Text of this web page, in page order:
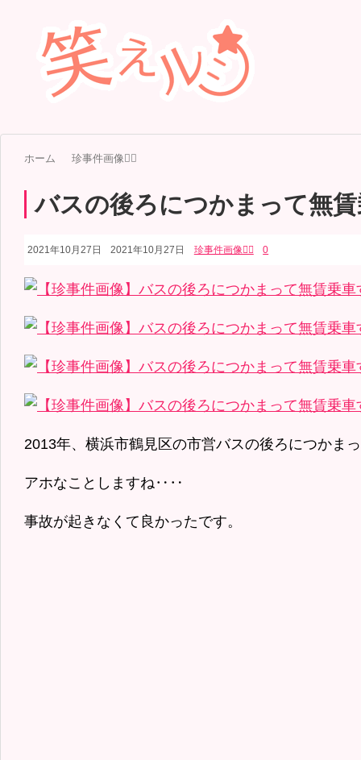
ホーム 珍事件画像👮‍♂️
バスの後ろにつかまって無
2021年10月27日 2021年10月27日 珍事件画像👮‍♂️ 0
2013年、横浜市鶴見区の市営バスの後ろにつかま
アホなことしますね‥‥
事故が起きなくて良かったです。